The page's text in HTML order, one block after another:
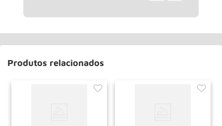
Produtos relacionados